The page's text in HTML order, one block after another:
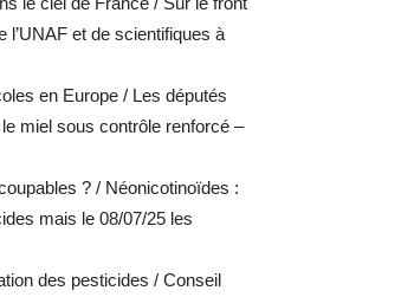
l’UNAF et de scientifiques à
en Europe / Les députés
miel sous contrôle renforcé –
? / Néonicotinoïdes :
mais le 08/07/25 les
des pesticides / Conseil